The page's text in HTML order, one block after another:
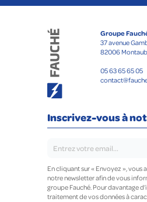
Groupe
37 avenue
82006
05 63 65 65 05
Inscrivez-vous à
En cliquant sur « Envoyez »,
notre newsletter afin de vous
groupe Fauché. Pour davantage
traitement de vos données à